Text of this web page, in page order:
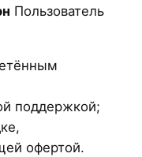
Пользователь
поддержкой;
офертой.